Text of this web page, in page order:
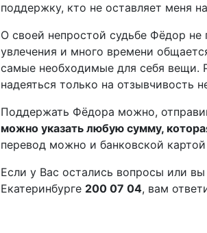
поддержку, кто не оставляет меня
О своей непростой судьбе Фёдор
увлечения и много времени
самые необходимые для себя вещи.
надеяться только на отзывчивость
Поддержать Фёдора можно,
можно указать любую сумму,
перевод можно и банковской
Если у Вас остались вопросы или
Екатеринбурге 200 07 04, вам